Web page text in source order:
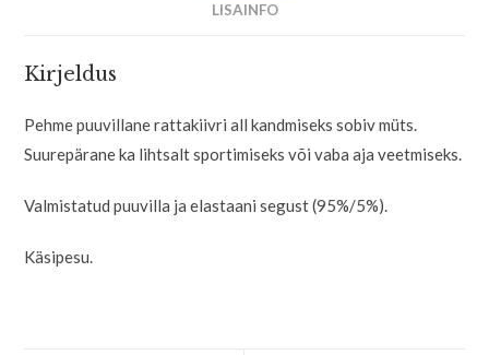
LISAINFO
Kirjeldus
Pehme puuvillane rattakiivri all kandmiseks sobiv müts.
Suurepärane ka lihtsalt sportimiseks või vaba aja veetmiseks.
Valmistatud puuvilla ja elastaani segust (95%/5%).
Käsipesu.